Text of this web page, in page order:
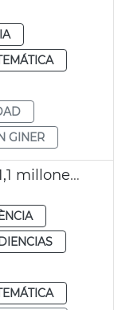
GINER
Inversión pedanías Valencia 1,1 millones de euros en un año